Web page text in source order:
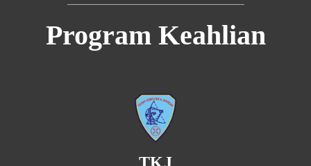
Program Keahlian
TKJ